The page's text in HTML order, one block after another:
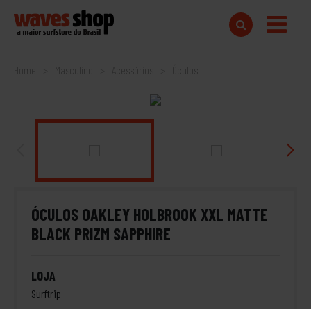
Home
ÓCULOS OAKLEY HOLBROOK XXL MATTE
BLACK PRIZM SAPPHIRE
LOJA
Surftrip